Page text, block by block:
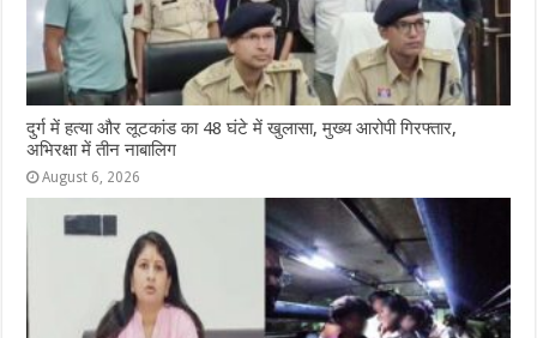
दुर्ग में हत्या और लूटकांड का 48 घंटे में खुलासा, मुख्य आरोपी गिरफ्तार,
अभिरक्षा में तीन नाबालिग
August 6, 2026